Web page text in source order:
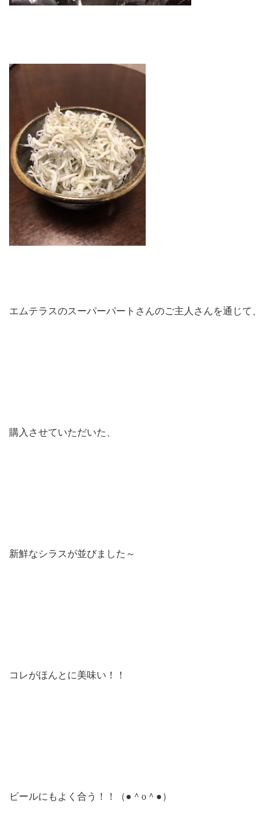
エムテラスのスーパーパートさんのご主人さんを通じて、
購入させていただいた、
新鮮なシラスが並びました～
コレがほんとに美味い！！
ビールにもよく合う！！（●＾o＾●）